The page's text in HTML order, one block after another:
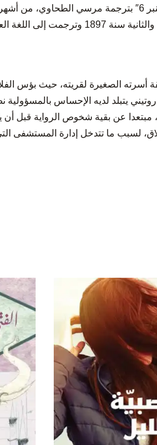
روايتان في كتاب واحد للكاتب الروسي الأشهر أنطون تشيخوف؛ هما “الفلاحون” و”عنبر 6″ بترجمة مرسي
تشيكوف، ظهرت هذه الروايات لأول مرة في مجلة الفكر الروسي الأولى سنة 1892
أسرته الصغيرة لقريته، حيث بؤس
يزاول مهنته بشكل روتيني يتبلد لديه الإحساس
مبتعدا عن بقية شخوص الرواية قبل أن
لسبب ما تتدخل إدارة المستشفى